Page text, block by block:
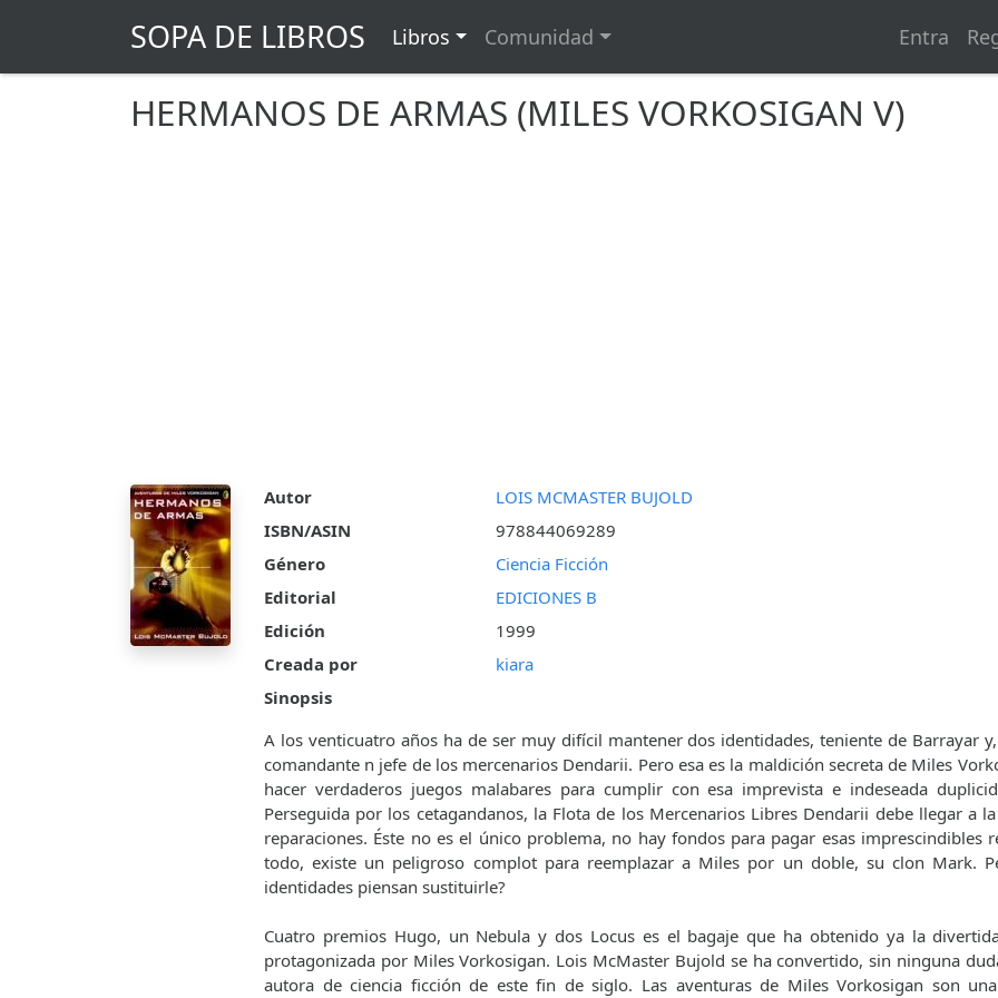
SOPA DE LIBROS Libros Comunidad Entra
HERMANOS DE ARMAS (MILES VORKOSIGAN V)
Autor
LOIS MCMASTER BUJOLD
ISBN/ASIN
978844069289
Género
Ciencia Ficción
Editorial
EDICIONES B
Edición
1999
Creada por
kiara
Sinopsis
A los venticuatro años ha de ser muy difícil mantener dos identidades, teniente de Barrayar
comandante n jefe de los mercenarios Dendarii. Pero esa es la maldición secreta de Miles
hacer verdaderos juegos malabares para cumplir con esa imprevista e indeseada
Perseguida por los cetagandanos, la Flota de los Mercenarios Libres Dendarii debe llegar a
reparaciones. Éste no es el único problema, no hay fondos para pagar esas imprescindibles
todo, existe un peligroso complot para reemplazar a Miles por un doble, su clon Mark.
identidades piensan sustituirle?
Cuatro premios Hugo, un Nebula y dos Locus es el bagaje que ha obtenido ya la
protagonizada por Miles Vorkosigan. Lois McMaster Bujold se ha convertido, sin ninguna
autora de ciencia ficción de este fin de siglo. Las aventuras de Miles Vorkosigan son